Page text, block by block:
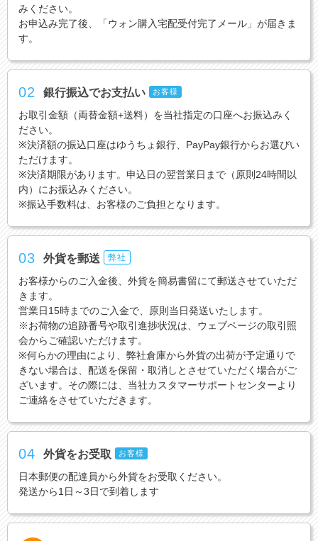
みください。
お申込み完了後、「ウォン購入宅配受付完了メール」が届きま
す。
02 銀行振込でお支払い お客様
お取引金額（両替金額+送料）を当社指定の口座へお振込みく
ださい。
※決済額の振込口座はゆうちょ銀行、PayPay銀行からお選びい
ただけます。
※決済期限があります。申込日の翌営業日まで（原則24時間以
内）にお振込みください。
※振込手数料は、お客様のご負担となります。
03 外貨を郵送 弊社
お客様からのご入金後、外貨を簡易書留にて郵送させていただ
きます。
営業日15時までのご入金で、原則当日発送いたします。
※お荷物の追跡番号や取引進捗状況は、ウェブページの取引照
会からご確認いただけます。
※何らかの理由により、弊社倉庫から外貨の出荷が予定通りで
きない場合は、配送を保留・取消しとさせていただく場合がご
ざいます。その際には、当社カスタマーサポートセンターより
ご連絡をさせていただきます。
04 外貨をお受取 お客様
日本郵便の配達員から外貨をお受取ください。
発送から1日～3日で到着します